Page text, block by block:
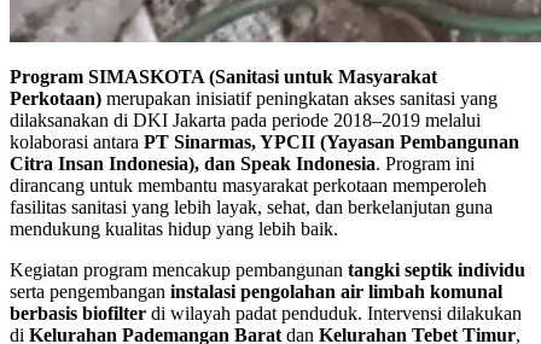
Program SIMASKOTA (Sanitasi untuk Masyarakat
Perkotaan) merupakan inisiatif peningkatan akses sanitasi yang
dilaksanakan di DKI Jakarta pada periode 2018–2019 melalui
kolaborasi antara PT Sinarmas, YPCII (Yayasan Pembangunan
Citra Insan Indonesia), dan Speak Indonesia. Program ini
dirancang untuk membantu masyarakat perkotaan memperoleh
fasilitas sanitasi yang lebih layak, sehat, dan berkelanjutan guna
mendukung kualitas hidup yang lebih baik.
Kegiatan program mencakup pembangunan tangki septik individu
serta pengembangan instalasi pengolahan air limbah komunal
berbasis biofilter di wilayah padat penduduk. Intervensi dilakukan
di Kelurahan Pademangan Barat dan Kelurahan Tebet Timur,